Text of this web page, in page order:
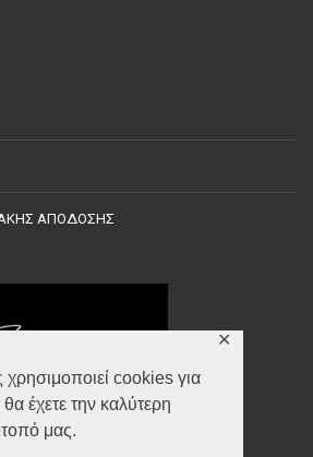
cookies για
θα έχετε την καλύτερη
μας.
✕
ΑΠΟΔΟΣΗΣ